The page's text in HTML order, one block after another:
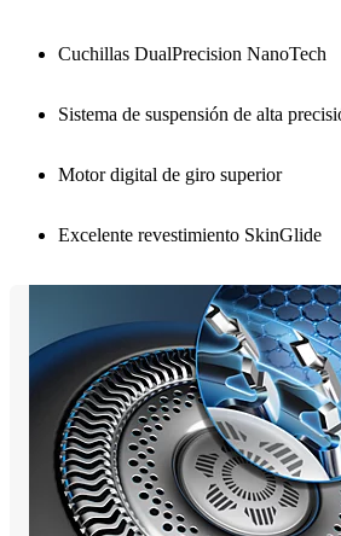
Cuchillas DualPrecision NanoTech
Sistema de suspensión de alta
Motor digital de giro superior
Excelente revestimiento SkinGlide